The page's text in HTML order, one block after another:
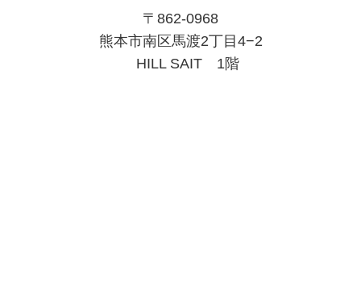
〒862-0968
熊本市南区馬渡2丁目4−2
HILL SAIT 1階